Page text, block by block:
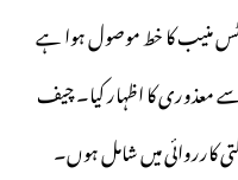
منیب کا خط موصول ہوا ہے
کا اظہار کیا۔ چیف
میں شامل ہوں۔